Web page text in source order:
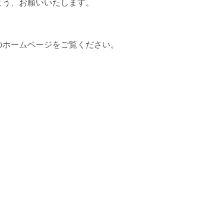
、お願いいたします。
ームページをご覧ください。